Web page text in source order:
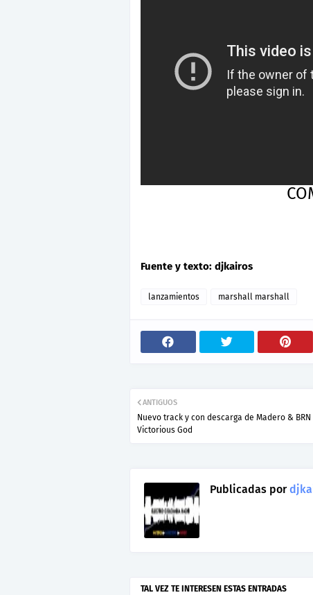
Fuente y texto: djkairos
lanzamientos marshall marshall
ANTIGUOS
Nuevo track y con descarga de Madero & BRN
Victorious God
Publicadas por
TAL VEZ TE INTERESEN ESTAS ENTRADAS